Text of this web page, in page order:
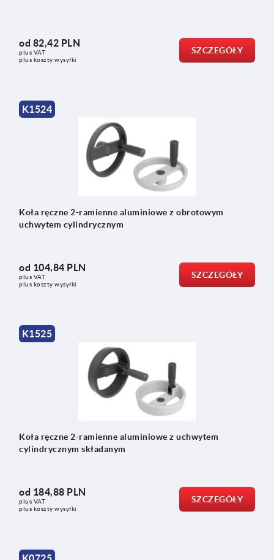
od 82,42 PLN
plus VAT
plus koszty wysyłki
SZCZEGÓŁY
K1524
Koła ręczne 2-ramienne aluminiowe z obrotowym
uchwytem cylindrycznym
od 104,84 PLN
plus VAT
plus koszty wysyłki
SZCZEGÓŁY
K1525
Koła ręczne 2-ramienne aluminiowe z uchwytem
cylindrycznym składanym
od 184,88 PLN
plus VAT
plus koszty wysyłki
SZCZEGÓŁY